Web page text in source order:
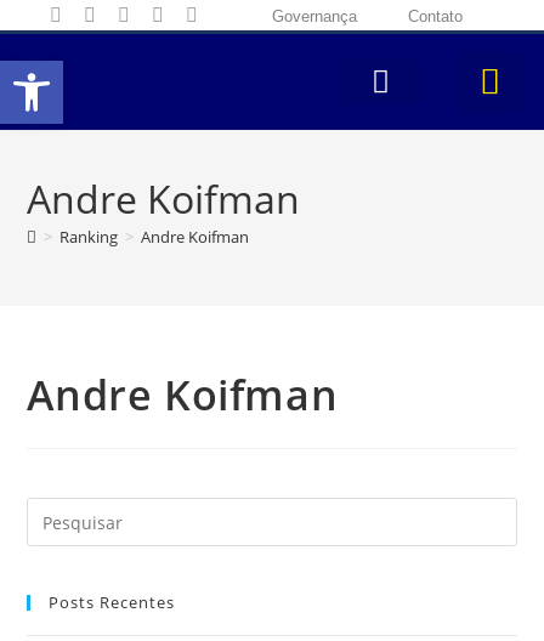
Abrir a barra de ferramentas
Governança Contato
Andre Koifman
> Ranking > Andre Koifman
Andre Koifman
Posts Recentes